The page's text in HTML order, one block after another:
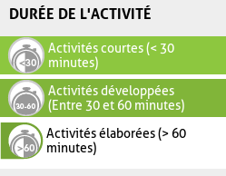
DURÉE DE L'ACTIVITÉ
Activités courtes (< 30
minutes)
Activités développées
(Entre 30 et 60 minutes)
Activités élaborées (> 60
minutes)